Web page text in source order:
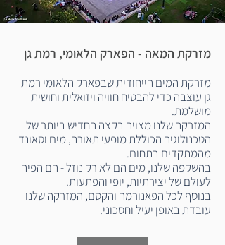
מזרקת המאה - הפארק הלאומי, רמת גן
מזרקת המים הייחודית שבפארק הלאומי רמת
גן עוצבה כדי להבטיח חוויה ויזואלית וחושית
מושלמת.
המזרקה שלנו מצויה בקצה החדיש ביותר של
הטכנולוגיה הכוללת מופעי תאורה, מים וסאונד
מהמתקדים בתחום.
בהשקפה שלנו, מים הם לא רק נוזל - הם הפיה
לעולם של יצירתיות, יופי והפתעות.
בנוסף לכל הפאנורמה והקסם, המזרקה שלנו
עובדת באופן יעיל וחסכוני.